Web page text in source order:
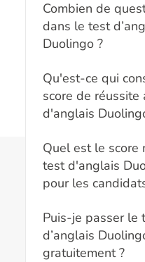
Combien de
dans le test
Duolingo ?
Qu'est-ce qui
score de réussite
d'anglais
Quel est le score
test d'anglais
pour les
Puis-je passer le
d’anglais
gratuitement ?